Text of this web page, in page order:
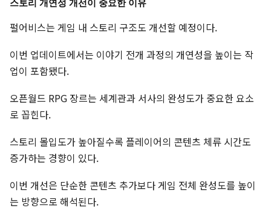
스토리 개연성 개선이 중요한 이유
펄어비스는 게임 내 스토리 구조도 개선할 예정이다.
이번 업데이트에서는 이야기 전개 과정의 개연성을 높이는 작
업이 포함됐다.
오픈월드 RPG 장르는 세계관과 서사의 완성도가 중요한 요소
로 꼽힌다.
스토리 몰입도가 높아질수록 플레이어의 콘텐츠 체류 시간도
증가하는 경향이 있다.
이번 개선은 단순한 콘텐츠 추가보다 게임 전체 완성도를 높이
는 방향으로 해석된다.